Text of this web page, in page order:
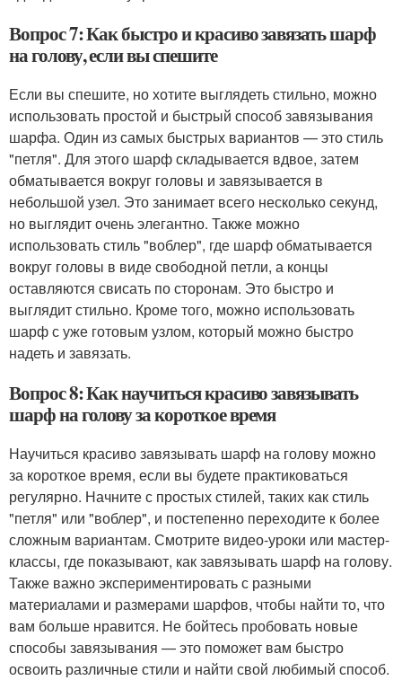
Вопрос 7: Как быстро и красиво завязать шарф
на голову, если вы спешите
Если вы спешите, но хотите выглядеть стильно, можно
использовать простой и быстрый способ завязывания
шарфа. Один из самых быстрых вариантов — это стиль
"петля". Для этого шарф складывается вдвое, затем
обматывается вокруг головы и завязывается в
небольшой узел. Это занимает всего несколько секунд,
но выглядит очень элегантно. Также можно
использовать стиль "воблер", где шарф обматывается
вокруг головы в виде свободной петли, а концы
оставляются свисать по сторонам. Это быстро и
выглядит стильно. Кроме того, можно использовать
шарф с уже готовым узлом, который можно быстро
надеть и завязать.
Вопрос 8: Как научиться красиво завязывать
шарф на голову за короткое время
Научиться красиво завязывать шарф на голову можно
за короткое время, если вы будете практиковаться
регулярно. Начните с простых стилей, таких как стиль
"петля" или "воблер", и постепенно переходите к более
сложным вариантам. Смотрите видео-уроки или мастер-
классы, где показывают, как завязывать шарф на голову.
Также важно экспериментировать с разными
материалами и размерами шарфов, чтобы найти то, что
вам больше нравится. Не бойтесь пробовать новые
способы завязывания — это поможет вам быстро
освоить различные стили и найти свой любимый способ.